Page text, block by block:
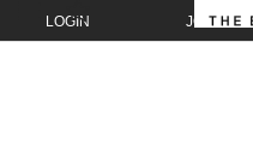
LOGIN JOIN